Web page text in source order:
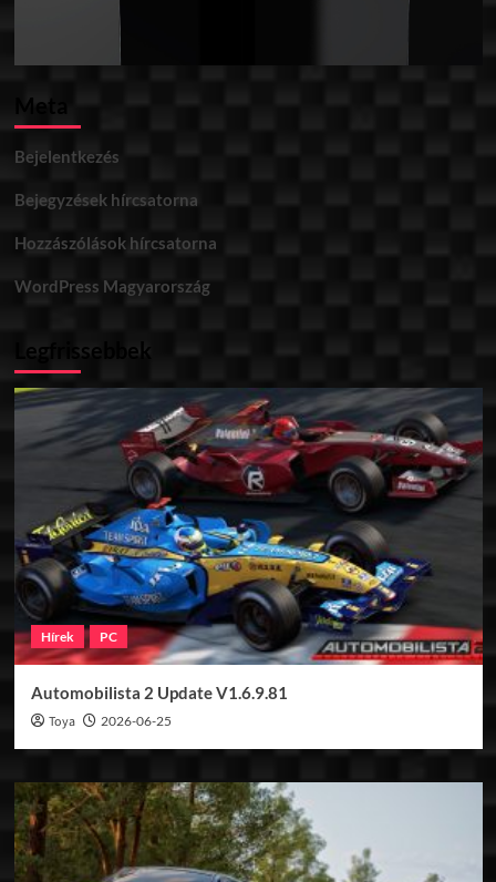
Meta
Bejelentkezés
Bejegyzések hírcsatorna
Hozzászólások hírcsatorna
WordPress Magyarország
Legfrissebbek
Hírek PC
Automobilista 2 Update V1.6.9.81
Toya 2026-06-25